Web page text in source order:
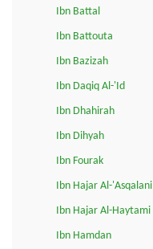
Ibn Battal
Ibn Battouta
Ibn Bazizah
Ibn Daqiq Al-'Id
Ibn Dhahirah
Ibn Dihyah
Ibn Fourak
Ibn Hajar Al-'Asqalani
Ibn Hajar Al-Haytami
Ibn Hamdan